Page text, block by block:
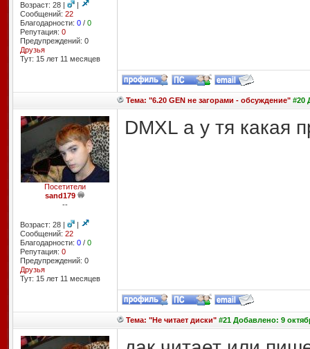
Возраст: 28 |
|
Сообщений: 22
Благодарности: 0/ 0
Репутация: 0
Предупреждений: 0
Друзья
Тут: 15 лет 11 месяцев
Тема: "6.20 GEN не загорами - обсуждение"#20
Посетители
sand179
--
Возраст: 28 |
|
Сообщений: 22
Благодарности: 0/ 0
Репутация: 0
Предупреждений: 0
Друзья
Тут: 15 лет 11 месяцев
DMXL а у тя какая
Тема: "Не читает диски"#21 Добавлено: 9